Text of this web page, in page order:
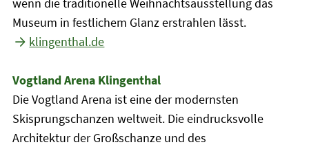
wenn die traditionelle Weihnachtsausstellung das
Museum in festlichem Glanz erstrahlen lässt.
klingenthal.de
Vogtland Arena Klingenthal
Die Vogtland Arena ist eine der modernsten
Skisprungschanzen weltweit. Die eindrucksvolle
Architektur der Großschanze und des